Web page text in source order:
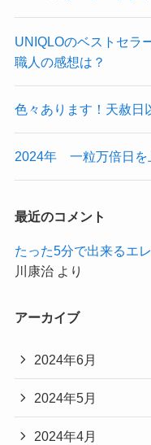
​UNIQLOのベストセラ
職人の感想は？
色々あります！天赦日
2024年 一粒万倍日を
最近のコメント
たった5分で出来るエ
川康治より
アーカイブ
2024年6月
2024年5月
2024年4月